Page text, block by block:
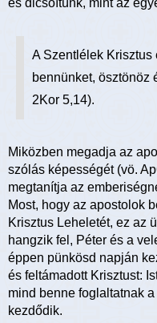
A Szentlélek Krisztus
bennünket, ösztönöz
2Kor 5,14).
Miközben megadja az
szólás képességét (vö.
megtanítja az
Most, hogy az apostolok
Krisztus Leheletét, ez az
hangzik fel, Péter és a
éppen pünkösd napján
és feltámadott Krisztust:
mind benne foglaltatnak
kezdődik.